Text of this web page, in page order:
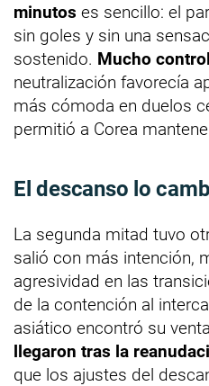
minutos es sencillo: el
sin goles y sin una
sostenido. Mucho
neutralización favorecía
más cómoda en duelos
permitió a Corea
El descanso lo
La segunda mitad tuvo
salió con más intención,
agresividad en las
de la contención al
asiático encontró su
llegaron tras la
que los ajustes del